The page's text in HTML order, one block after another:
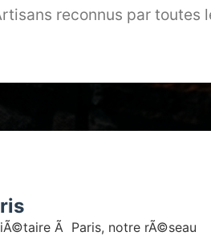
reconnus par toutes
Ã Paris, notre rÃ©seau